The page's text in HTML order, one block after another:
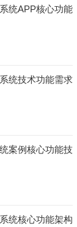
统APP核心功能
统技术功能需求
案例核心功能技
统核心功能架构